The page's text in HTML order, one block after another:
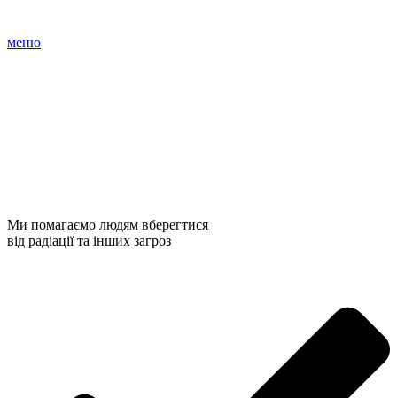
меню
Ми помагаємо людям вберегтися
від радіації та інших загроз